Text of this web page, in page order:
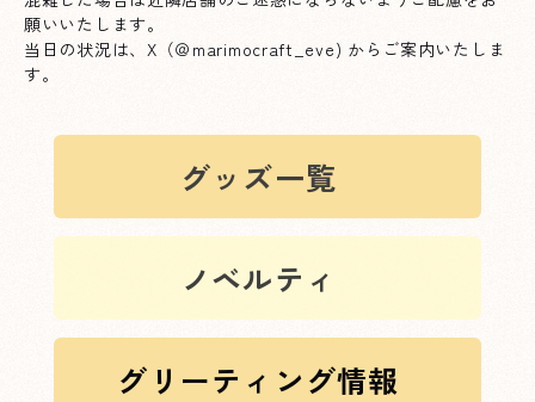
願いいたします。
当日の状況は、X（＠marimocraft_eve) からご案内いたしま
す。
XXXへページ遷移します。
グッズ一覧
XXXへページ遷移します。
ノベルティ
XXXへページ遷移します。
グリーティング情報